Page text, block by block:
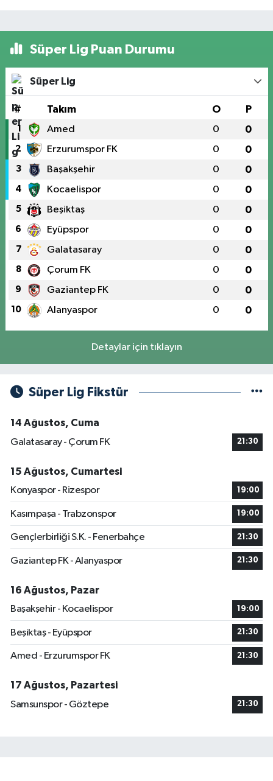
Süper Lig Puan Durumu
Süper Lig
# Takım O P
1 Amed 0 0
2 Erzurumspor FK 0 0
3 Başakşehir 0 0
4 Kocaelispor 0 0
5 Beşiktaş 0 0
6 Eyüpspor 0 0
7 Galatasaray 0 0
8 Çorum FK 0 0
9 Gaziantep FK 0 0
10 Alanyaspor 0 0
Detaylar için tıklayın
Süper Lig Fikstür
14 Ağustos, Cuma
Galatasaray - Çorum FK
21:30
15 Ağustos, Cumartesi
Konyaspor - Rizespor
19:00
Kasımpaşa - Trabzonspor 19:00
Gençlerbirliği S.K. - Fenerbahçe 21:30
Gaziantep FK - Alanyaspor 21:30
16 Ağustos, Pazar
Başakşehir - Kocaelispor
19:00
Beşiktaş - Eyüpspor 21:30
Amed - Erzurumspor FK 21:30
17 Ağustos, Pazartesi
Samsunspor - Göztepe
21:30